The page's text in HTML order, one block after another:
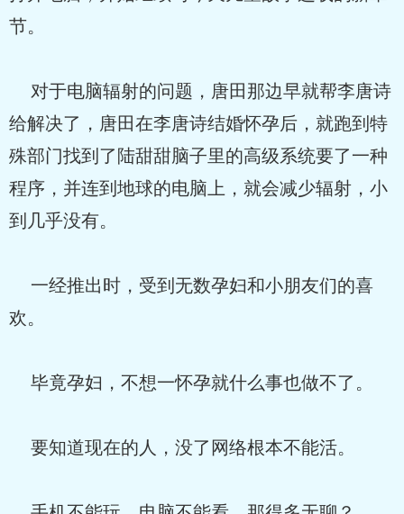
节。
对于电脑辐射的问题，唐田那边早就帮李唐诗
给解决了，唐田在李唐诗结婚怀孕后，就跑到特
殊部门找到了陆甜甜脑子里的高级系统要了一种
程序，并连到地球的电脑上，就会减少辐射，小
到几乎没有。
一经推出时，受到无数孕妇和小朋友们的喜
欢。
毕竟孕妇，不想一怀孕就什么事也做不了。
要知道现在的人，没了网络根本不能活。